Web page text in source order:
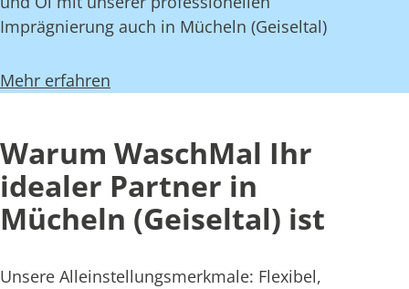
Imprägnierung auch in Mücheln (Geiseltal)
Mehr erfahren
Warum WaschMal Ihr
idealer Partner in
Mücheln (Geiseltal) ist
Unsere Alleinstellungsmerkmale: Flexibel,